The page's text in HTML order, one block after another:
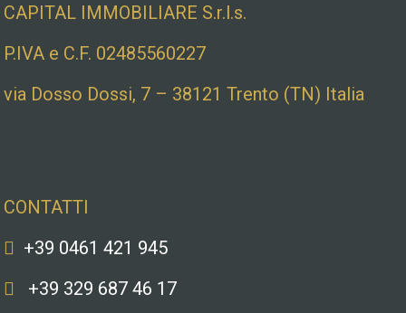
CAPITAL IMMOBILIARE S.r.l.s.
P.IVA e C.F. 02485560227
via Dosso Dossi, 7 – 38121 Trento (TN) Italia
CONTATTI
+39 0461 421 945
+39 329 687 46 17